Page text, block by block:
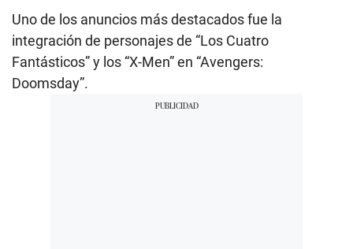
Uno de los anuncios más destacados fue la
integración de personajes de “Los Cuatro
Fantásticos” y los “X-Men” en “Avengers:
Doomsday”.